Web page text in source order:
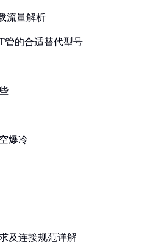
流量解析
管的合适替代型号
爆冷
及连接规范详解